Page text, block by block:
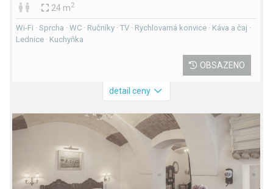
24 m2
Wi-Fi · Sprcha · WC · Ručníky · TV · Rychlovarná konvice · Káva a čaj ·
Lednice · Kuchyňka
OBSAZENO
detail ceny